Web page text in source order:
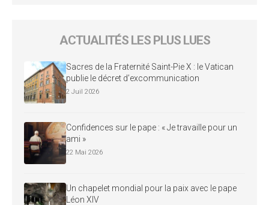
ACTUALITÉS LES PLUS LUES
Sacres de la Fraternité Saint-Pie X : le Vatican
publie le décret d’excommunication
2 Juil 2026
Confidences sur le pape : « Je travaille pour un
ami »
22 Mai 2026
Un chapelet mondial pour la paix avec le pape
Léon XIV